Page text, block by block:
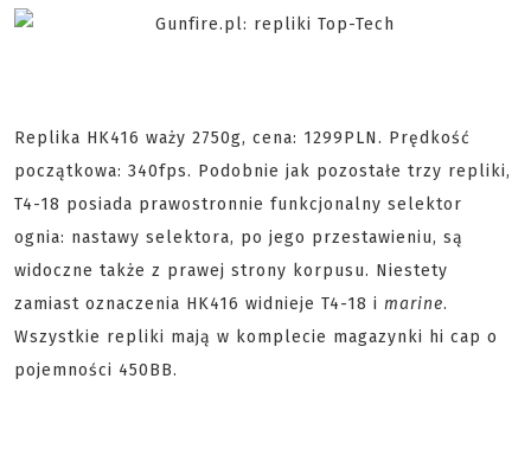
Replika HK416 waży 2750g, cena: 1299PLN. Prędkość
początkowa: 340fps. Podobnie jak pozostałe trzy repliki,
T4-18 posiada prawostronnie funkcjonalny selektor
ognia: nastawy selektora, po jego przestawieniu, są
widoczne także z prawej strony korpusu. Niestety
zamiast oznaczenia HK416 widnieje T4-18 i marine.
Wszystkie repliki mają w komplecie magazynki hi cap o
pojemności 450BB.